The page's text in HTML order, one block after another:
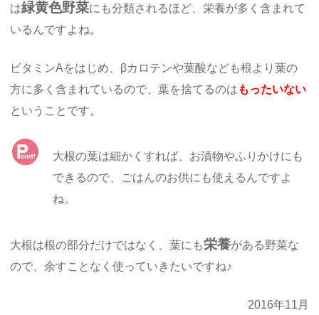
は緑黄色野菜にも分類されるほど、栄養が多く含まれて
いるんですよね。
ビタミンAをはじめ、βカロテンや葉酸なども根より葉の
方に多く含まれているので、葉を捨てるのは もったいない
ということです。
大根の葉は細かくすれば、お漬物やふりかけにも
できるので、ごはんのお供にも使えるんですよ
ね。
大根は根の部分だけではなく、葉にも栄養がある野菜な
ので、余すことなく使っていきたいですね♪
2016年11月